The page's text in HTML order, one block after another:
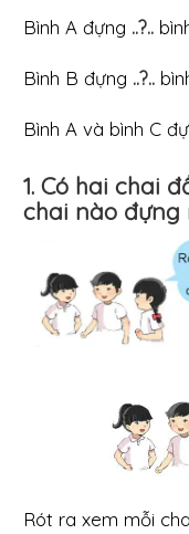
Bình A đựng ..?..
Bình B đựng ..?..
Bình A và bình C
1. Có hai chai
chai nào đựng
Rót ra xem mỗi